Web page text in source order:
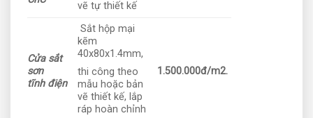
vẽ tự thiết kế
Cửa sắt
sơn
tĩnh điện
Sắt hộp mại
kẽm
40x80x1.4mm,
thi công theo
mẫu hoặc bản
vẽ thiết kế, lắp
ráp hoàn chỉnh
1.500.000đ/m2.